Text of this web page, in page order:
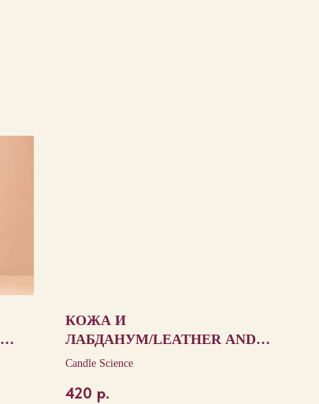
КОЖА И
ЛАБДАНУМ/LEATHER AND
LABDANUM
Candle Science
420 р.